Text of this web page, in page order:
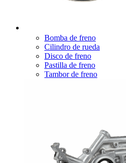
Bomba de freno
Cilindro de rueda
Disco de freno
Pastilla de freno
Tambor de freno